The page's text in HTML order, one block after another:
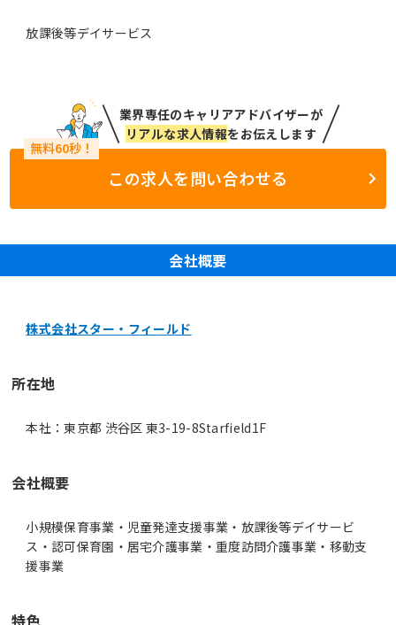
放課後等デイサービス
業界専任のキャリアアドバイザーが
リアルな求人情報をお伝えします
この求人を問い合わせる
会社概要
株式会社スター・フィールド
所在地
本社：東京都 渋谷区 東3-19-8Starfield1F
会社概要
小規模保育事業・児童発達支援事業・放課後等デイサービ
ス・認可保育園・居宅介護事業・重度訪問介護事業・移動支
援事業
特色